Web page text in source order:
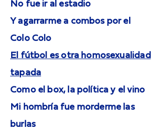
No fue ir al estadio
Y agarrarme a combos por el
Colo Colo
El fútbol es otra homosexualidad
tapada
Como el box, la política y el vino
Mi hombría fue morderme las
burlas